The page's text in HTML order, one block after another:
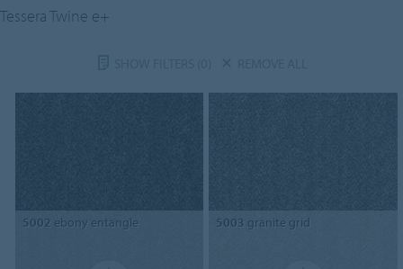
Tessera Twine e+
5002 ebony entangle 5003 granite grid